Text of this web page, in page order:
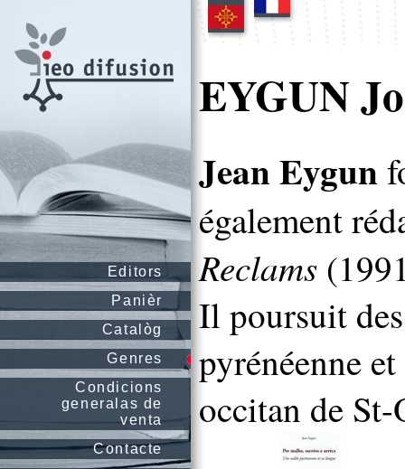
Editors
Panièr
Catalòg
Genres
Condicions
generalas de
venta
Contacte
EYGUN
Jean Eygun
également
Reclams
Il poursuit
pyrénéenne
occitan de